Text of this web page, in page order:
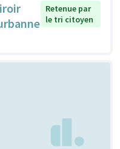
Retenue par
le tri citoyen